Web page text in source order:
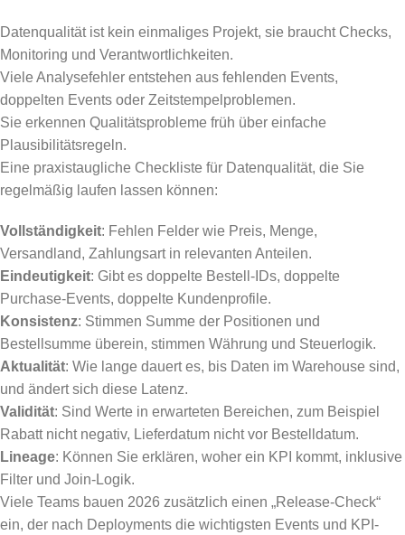
Datenqualität ist kein einmaliges Projekt, sie braucht Checks,
Monitoring und Verantwortlichkeiten.
Viele Analysefehler entstehen aus fehlenden Events,
doppelten Events oder Zeitstempelproblemen.
Sie erkennen Qualitätsprobleme früh über einfache
Plausibilitätsregeln.
Eine praxistaugliche Checkliste für Datenqualität, die Sie
regelmäßig laufen lassen können:
Vollständigkeit: Fehlen Felder wie Preis, Menge,
Versandland, Zahlungsart in relevanten Anteilen.
Eindeutigkeit: Gibt es doppelte Bestell-IDs, doppelte
Purchase-Events, doppelte Kundenprofile.
Konsistenz: Stimmen Summe der Positionen und
Bestellsumme überein, stimmen Währung und Steuerlogik.
Aktualität: Wie lange dauert es, bis Daten im Warehouse sind,
und ändert sich diese Latenz.
Validität: Sind Werte in erwarteten Bereichen, zum Beispiel
Rabatt nicht negativ, Lieferdatum nicht vor Bestelldatum.
Lineage: Können Sie erklären, woher ein KPI kommt, inklusive
Filter und Join-Logik.
Viele Teams bauen 2026 zusätzlich einen „Release-Check“
ein, der nach Deployments die wichtigsten Events und KPI-